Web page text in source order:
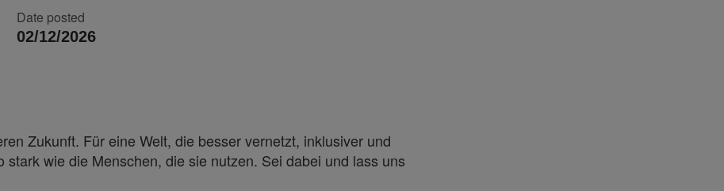
Date posted
02/12/2026
Zukunft. Für eine Welt, die besser vernetzt, inklusiver und
wie die Menschen, die sie nutzen. Sei dabei und lass uns